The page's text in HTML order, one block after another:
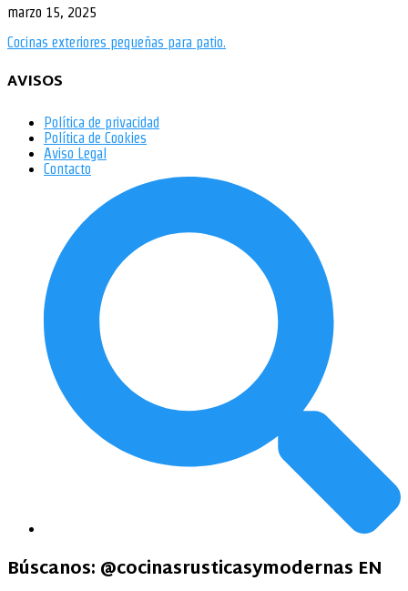
marzo 15, 2025
Cocinas exteriores pequeñas para patio.
AVISOS
Política de privacidad
Política de Cookies
Aviso Legal
Contacto
Búscanos: @cocinasrusticasymodernas EN